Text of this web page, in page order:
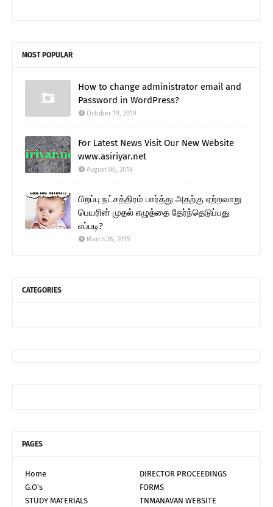
MOST POPULAR
How to change administrator email and
Password in WordPress?
October 19, 2019
For Latest News Visit Our New Website
www.asiriyar.net
August 06, 2018
பிறப்பு நட்சத்திரம் பார்த்து அதற்கு ஏற்றவாறு
பெயரின் முதல் எழுத்தை தேர்ந்தெடுப்பது
எப்படி?
March 26, 2015
CATEGORIES
PAGES
Home
DIRECTOR PROCEEDINGS
G.O's
FORMS
STUDY MATERIALS
TNMANAVAN WEBSITE